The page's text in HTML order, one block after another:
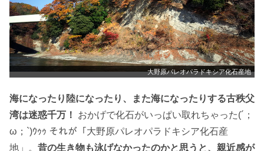
大野原パレオパラドキシア化石産地
海になったり陸になったり、また海になったりする古秩父
湾は迷惑千万！ おかげで化石がいっぱい取れちゃった(´；
ω；`)ｳｩｩ それが「大野原パレオパラドキシア化石産
地」。 昔の生き物も泳げなかったのかと思うと、親近感が